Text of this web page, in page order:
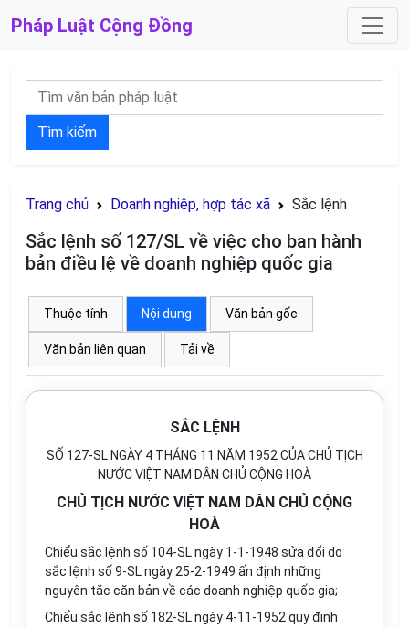
Pháp Luật Cộng Đồng
Tìm kiếm
Trang chủ Doanh nghiệp, hợp tác xã Sắc lệnh
Sắc lệnh số 127/SL về việc cho ban hành
bản điều lệ về doanh nghiệp quốc gia
Thuộc tính Nội dung Văn bản gốc
Văn bản liên quan Tải về
SẮC LỆNH
SỐ 127-SL NGÀY 4 THÁNG 11 NĂM 1952 CỦA CHỦ TỊCH
NƯỚC VIỆT NAM DÂN CHỦ CỘNG HOÀ
CHỦ TỊCH NƯỚC VIỆT NAM DÂN CHỦ CỘNG
HOÀ
Chiểu sắc lệnh số 104-SL ngày 1-1-1948 sửa đổi do
sắc lệnh số 9-SL ngày 25-2-1949 ấn định những
nguyên tắc căn bản về các doanh nghiệp quốc gia;
Chiểu sắc lệnh số 182-SL ngày 4-11-1952 quy định